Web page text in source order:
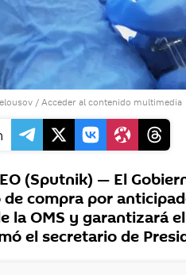
/ Acceder al contenido multimedia
(Sputnik) — El
de compra por
la OMS y garantizará
el secretario de